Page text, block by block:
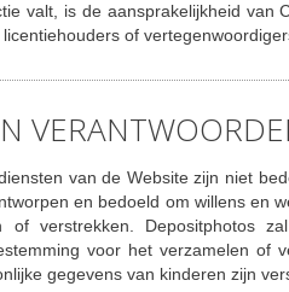
valt, is de aansprakelijkheid
of
van de Website zijn niet
en bedoeld om willens en
of verstrekken. Depositphotos
voor het verzamelen of
gegevens van kinderen zijn